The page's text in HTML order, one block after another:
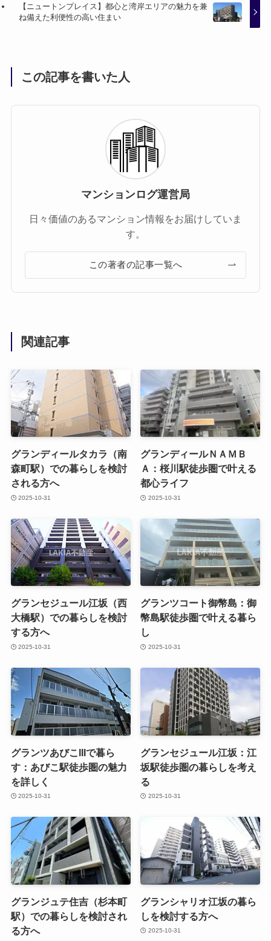
【ニュートンプレイス】都心と湾岸エリアの魅力を兼
ね備えた利便性の高い住まい
この記事を書いた人
マンションログ運営局
日々価値のあるマンション情報をお届けしていま
す。
この著者の記事一覧へ
関連記事
グランディールタカラ（南
森町駅）での暮らしを検討
される方へ
2025-10-31
グランディールＮＡＭＢ
Ａ：桜川駅徒歩圏で叶える
都心ライフ
2025-10-31
グランセジュール江坂（西
大橋駅）での暮らしを検討
する方へ
2025-10-31
グランツコート御幣島：御
幣島駅徒歩圏で叶える暮ら
し
2025-10-31
グランツあびこIIIで暮ら
す：あびこ駅徒歩圏の魅力
を詳しく
2025-10-31
グランセジュール江坂：江
坂駅徒歩圏の暮らしを考え
る
2025-10-31
グランジュテ住吉（杉本町
駅）での暮らしを検討され
る方へ
グランシャリオ江坂の暮ら
しを検討する方へ
2025-10-31